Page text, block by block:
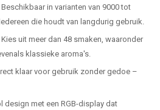
Beschikbaar in varianten van 9000 tot
die houdt van langdurig gebruik.
Kies uit meer dan 48 smaken, waaronder
klassieke aroma's.
klaar voor gebruik zonder gedoe –
design met een RGB-display dat